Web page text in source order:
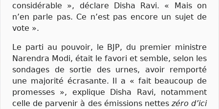
considérable », déclare Disha Ravi. « Mais on
n’en parle pas. Ce n’est pas encore un sujet de
vote ».
Le parti au pouvoir, le BJP, du premier ministre
Narendra Modi, était le favori et semble, selon les
sondages de sortie des urnes, avoir remporté
une majorité écrasante. Il a « fait beaucoup de
promesses », explique Disha Ravi, notamment
celle de parvenir à des émissions nettes zéro d’ici